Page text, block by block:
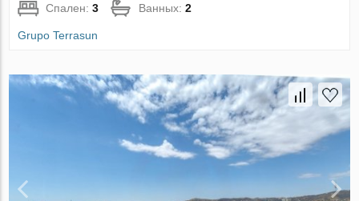
Спален:3 Ванных:2
Grupo Terrasun